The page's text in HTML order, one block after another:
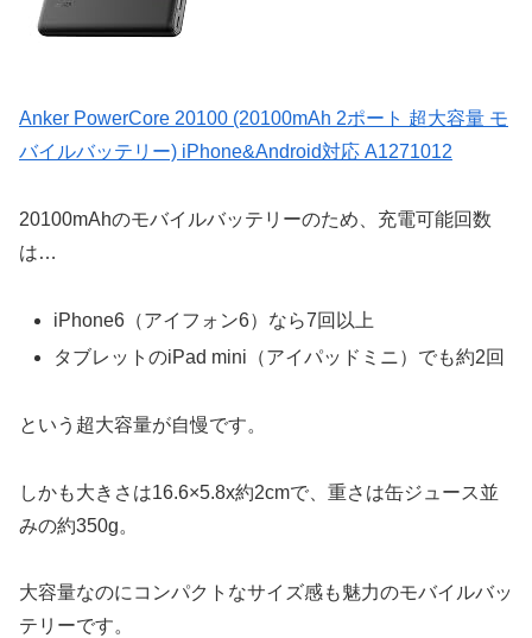
Anker PowerCore 20100 (20100mAh 2ポート 超大容量 モ
バイルバッテリー) iPhone&Android対応 A1271012
20100mAhのモバイルバッテリーのため、充電可能回数
は…
iPhone6（アイフォン6）なら7回以上
タブレットのiPad mini（アイパッドミニ）でも約2回
という超大容量が自慢です。
しかも大きさは16.6×5.8x約2cmで、重さは缶ジュース並
みの約350g。
大容量なのにコンパクトなサイズ感も魅力のモバイルバッ
テリーです。